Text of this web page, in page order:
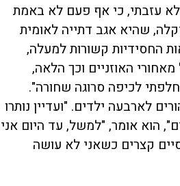
עזבתי, כי אף פעם לא באמת
שהיא אגב דתייה לאומית
החסידיות קשורות למעלה,
האוזניים וכך הלאה,
לכיפה סרוגה שחורה".
לארבעה ילדים. "ועדיין נותרו
הוא אומר, "למשל, עד היום אני
קצרים כשאני לא עושה